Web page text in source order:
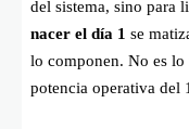
del sistema, sino para
nacer el día 1 se
lo componen. No es
potencia operativa del